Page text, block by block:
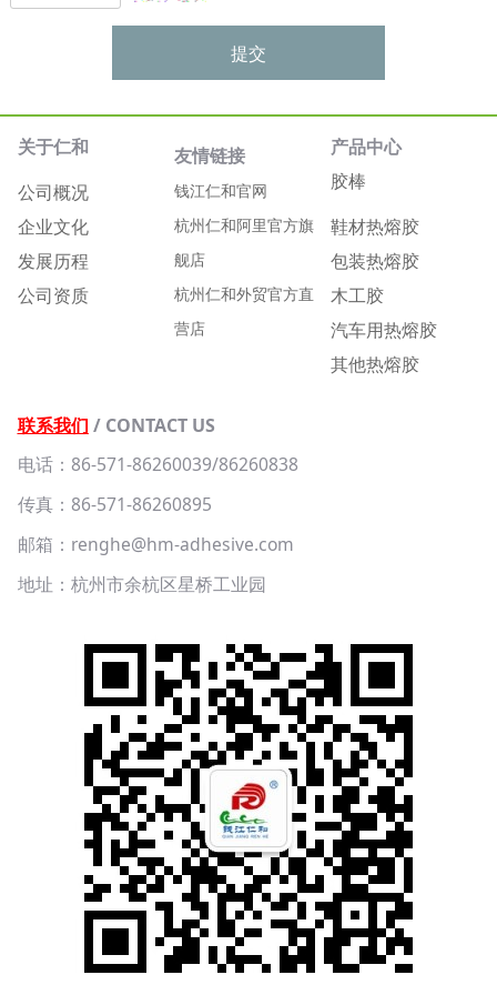
提交
关于仁和
公司概况
企业文化
发展历程
公司资质
友情链接
钱江仁和官网
杭州仁和阿里官方旗
舰店
杭州仁和外贸官方直
营店
产品中心
胶棒
鞋材热熔胶
包装热熔胶
木工胶
汽车用热熔胶
其他热熔胶
联系我们 / CONTACT US
电话：86-571-86260039/86260838
传真：86-571-86260895
邮箱：renghe@hm-adhesive.com
地址：杭州市余杭区星桥工业园